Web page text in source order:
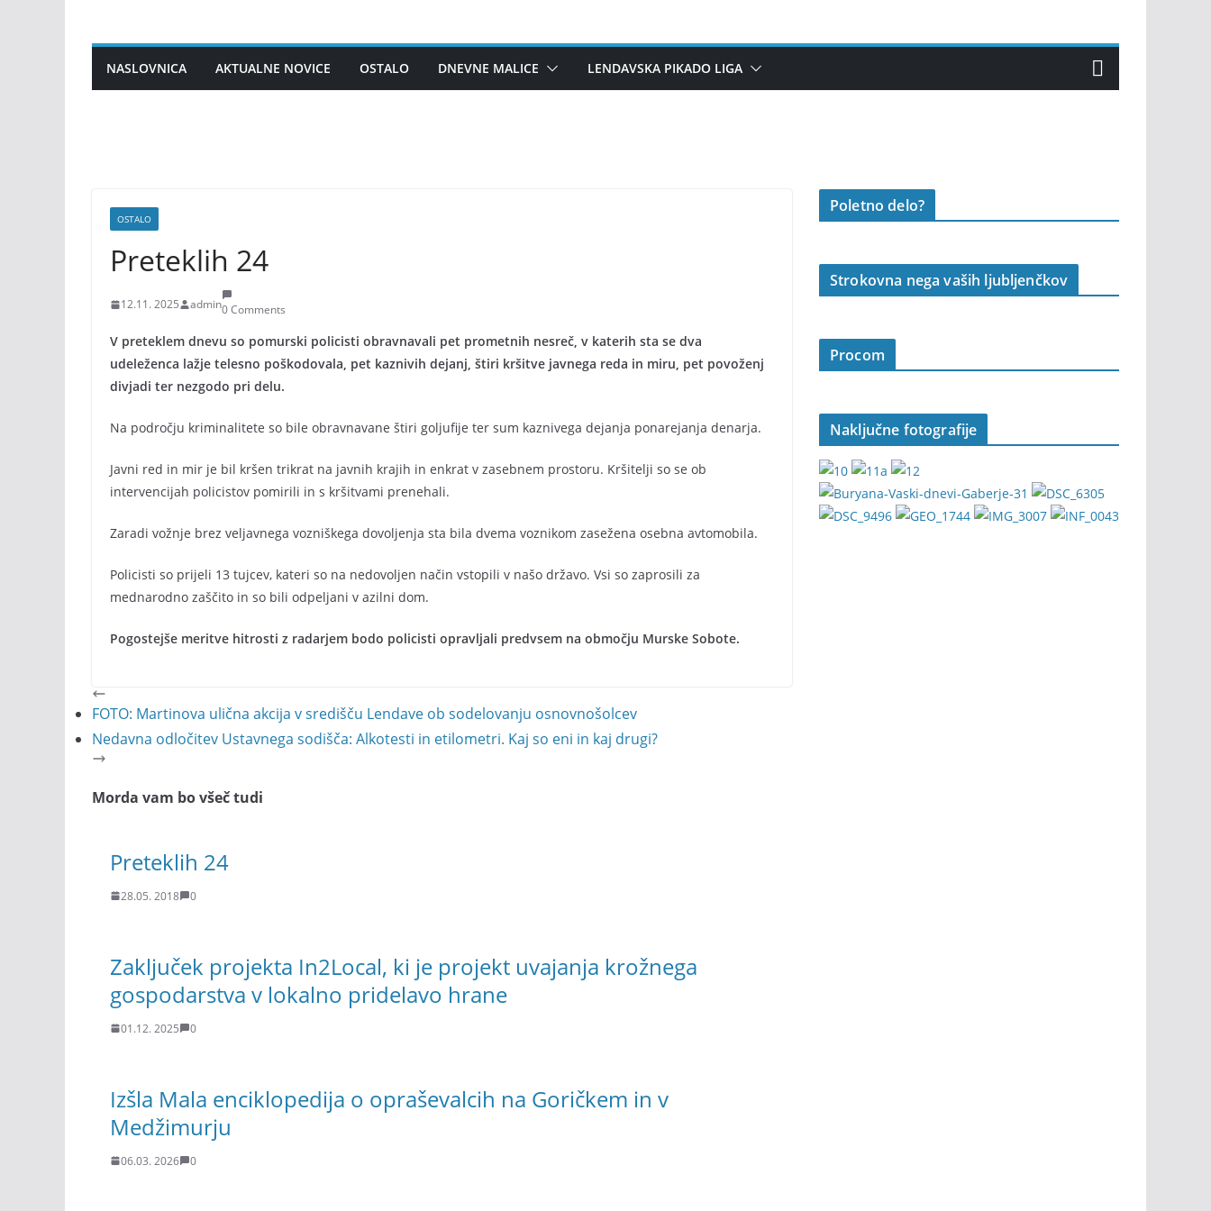
contentNASLOVNICA AKTUALNE NOVICE OSTALO DNEVNE MALICE LENDAVSKA PIKADO LIGA
OSTALO
Preteklih 24
12.11. 2025 admin0 Comments
V preteklem dnevu so pomurski policisti obravnavali pet prometnih nesreč, v katerih sta se dva
udeleženca lažje telesno poškodovala, pet kaznivih dejanj, štiri kršitve javnega reda in miru, pet povoženj
divjadi ter nezgodo pri delu.
Na področju kriminalitete so bile obravnavane štiri goljufije ter sum kaznivega dejanja ponarejanja denarja.
Javni red in mir je bil kršen trikrat na javnih krajih in enkrat v zasebnem prostoru. Kršitelji so se ob
intervencijah policistov pomirili in s kršitvami prenehali.
Zaradi vožnje brez veljavnega vozniškega dovoljenja sta bila dvema voznikom zasežena osebna avtomobila.
Policisti so prijeli 13 tujcev, kateri so na nedovoljen način vstopili v našo državo. Vsi so zaprosili za
mednarodno zaščito in so bili odpeljani v azilni dom.
Pogostejše meritve hitrosti z radarjem bodo policisti opravljali predvsem na območju Murske Sobote.
FOTO: Martinova ulična akcija v središču Lendave ob sodelovanju osnovnošolcev
Nedavna odločitev Ustavnega sodišča: Alkotesti in etilometri. Kaj so eni in kaj drugi?
Morda vam bo všeč tudi
Preteklih 24
28.05. 2018 0
Zaključek projekta In2Local, ki je projekt uvajanja krožnega
gospodarstva v lokalno pridelavo hrane
01.12. 2025 0
Izšla Mala enciklopedija o opraševalcih na Goričkem in v
Medžimurju
06.03. 2026 0
Poletno delo?
Strokovna nega vaših ljubljenčkov
Procom
Naključne fotografije